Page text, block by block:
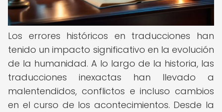
Los errores históricos en traducciones han
tenido un impacto significativo en la evolución
de la humanidad. A lo largo de la historia, las
traducciones inexactas han llevado a
malentendidos, conflictos e incluso cambios
en el curso de los acontecimientos. Desde la